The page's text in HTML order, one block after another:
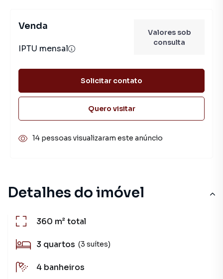
Detalhes do imóvel
360 m²total
3 quartos (3 suítes)
4 banheiros
Venda
IPTU mensal
Valores sob
consulta
Solicitar contato
Quero visitar
14 pessoas visualizaram este anúncio